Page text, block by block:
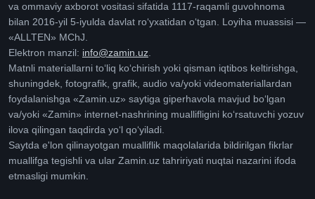
va ommaviy axborot vositasi sifatida 1117-raqamli guvohnoma
bilan 2016-yil 5-iyulda davlat roʻyxatidan oʻtgan. Loyiha muassisi —
«ALLTEN» MChJ.
Elektron manzil: info@zamin.uz
Matnli materiallarni toʻliq koʻchirish yoki qisman iqtibos keltirishga,
shuningdek, fotografik, grafik, audio va/yoki videomateriallardan
foydalanishga «Zamin.uz» saytiga giperhavola mavjud boʻlgan
va/yoki «Zamin» internet-nashrining muallifligini koʻrsatuvchi yozuv
ilova qilingan taqdirda yoʻl qoʻyiladi.
Saytda e'lon qilinayotgan mualliflik maqolalarida bildirilgan fikrlar
muallifga tegishli va ular Zamin.uz tahririyati nuqtai nazarini ifoda
etmasligi mumkin.